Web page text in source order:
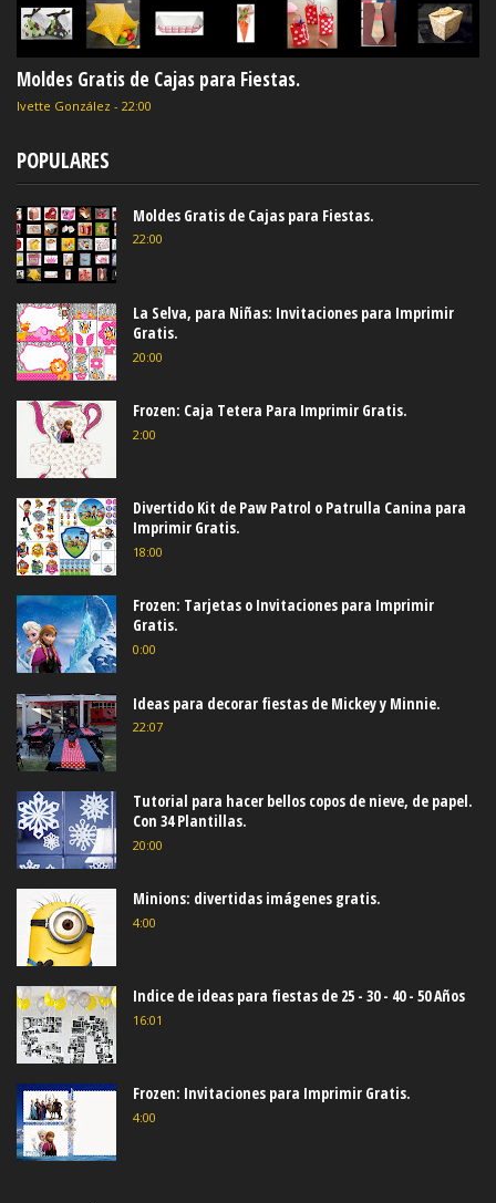
Moldes Gratis de Cajas para Fiestas.
Ivette González - 22:00
POPULARES
Moldes Gratis de Cajas para Fiestas.
22:00
La Selva, para Niñas: Invitaciones para Imprimir
Gratis.
20:00
Frozen: Caja Tetera Para Imprimir Gratis.
2:00
Divertido Kit de Paw Patrol o Patrulla Canina para
Imprimir Gratis.
18:00
Frozen: Tarjetas o Invitaciones para Imprimir
Gratis.
0:00
Ideas para decorar fiestas de Mickey y Minnie.
22:07
Tutorial para hacer bellos copos de nieve, de papel.
Con 34 Plantillas.
20:00
Minions: divertidas imágenes gratis.
4:00
Indice de ideas para fiestas de 25 - 30 - 40 - 50 Años
16:01
Frozen: Invitaciones para Imprimir Gratis.
4:00